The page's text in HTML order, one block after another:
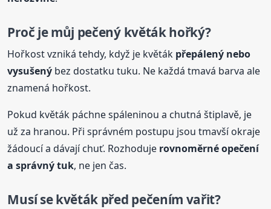
Proč je můj pečenýkvěták hořký?
Hořkost vzniká tehdy, když je květák přepálený nebo
vysušený bez dostatku tuku. Ne každá tmavá barva ale
znamená hořkost.
Pokud květák páchne spáleninou a chutná štiplavě, je
už za hranou. Při správném postupu jsou tmavší okraje
žádoucí a dávají chuť. Rozhoduje rovnoměrné opečení
a správný tuk, ne jen čas.
Musí se květák před pečením vařit?